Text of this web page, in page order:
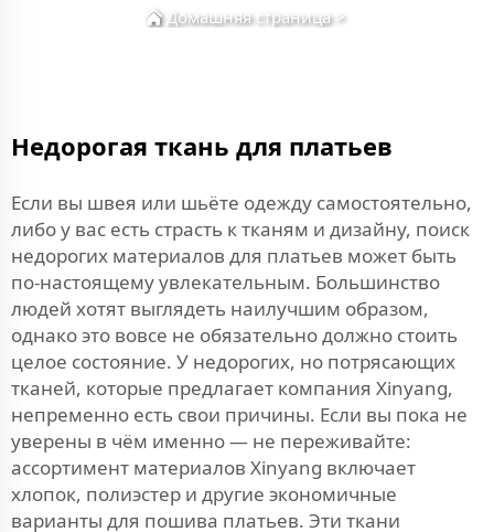
Домашняя страница>
Недорогая ткань для платьев
Если вы швея или шьёте одежду самостоятельно,
либо у вас есть страсть к тканям и дизайну, поиск
недорогих материалов для платьев может быть
по-настоящему увлекательным. Большинство
людей хотят выглядеть наилучшим образом,
однако это вовсе не обязательно должно стоить
целое состояние. У недорогих, но потрясающих
тканей, которые предлагает компания Xinyang,
непременно есть свои причины. Если вы пока не
уверены в чём именно — не переживайте:
ассортимент материалов Xinyang включает
хлопок, полиэстер и другие экономичные
варианты для пошива платьев. Эти ткани